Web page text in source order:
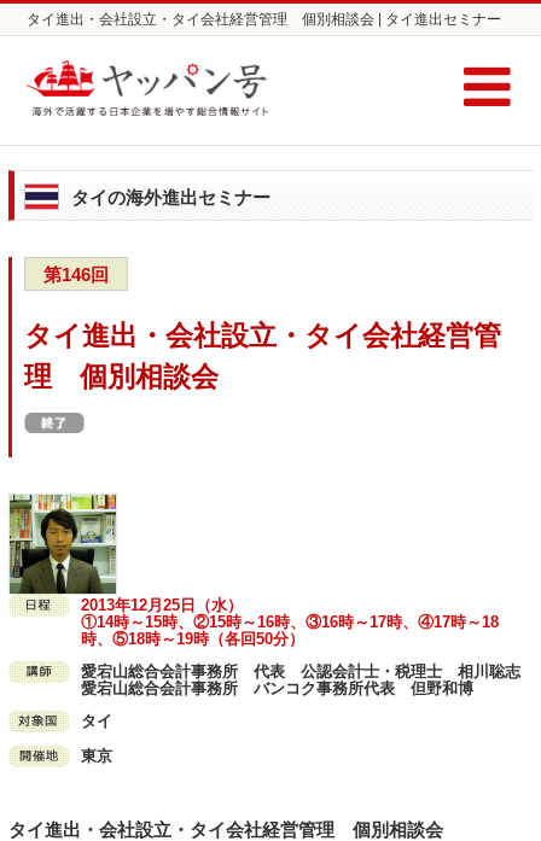
タイ進出・会社設立・タイ会社経営管理 個別相談会 | タイ進出セミナー
タイの海外進出セミナー
第146回
タイ進出・会社設立・タイ会社経営管
理 個別相談会
2013年12月25日（水）
①14時～15時、②15時～16時、③16時～17時、④17時～18
時、⑤18時～19時（各回50分）
愛宕山総合会計事務所 代表 公認会計士・税理士 相川聡志
愛宕山総合会計事務所 バンコク事務所代表 但野和博
タイ
東京
タイ進出・会社設立・タイ会社経営管理 個別相談会